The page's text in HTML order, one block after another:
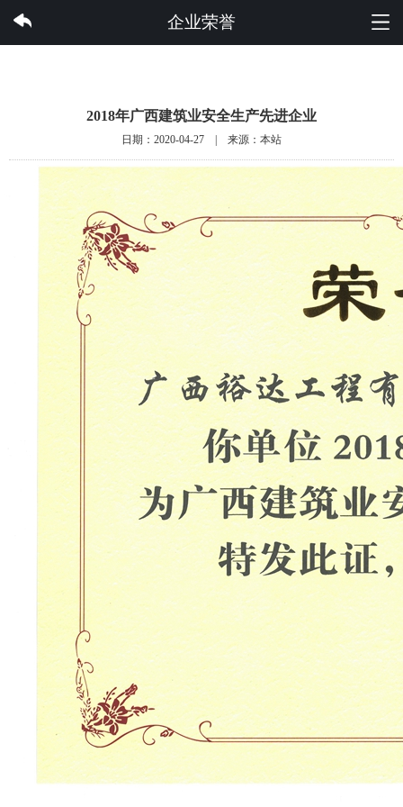
华体会体育集团有限公司
企业荣誉
2018年广西建筑业安全生产先进企业
日期：2020-04-27 | 来源：本站